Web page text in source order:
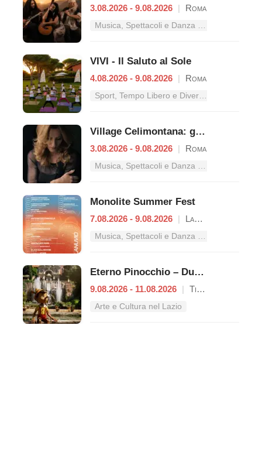
3.08.2026 - 9.08.2026 | Roma
Musica, Spettacoli e Danza nel Lazio
VIVI - Il Saluto al Sole
4.08.2026 - 9.08.2026 | Roma
Sport, Tempo Libero e Divertimento nel Lazio
Village Celimontana: gli appuntamenti dal 3 al 9 agosto
3.08.2026 - 9.08.2026 | Roma
Musica, Spettacoli e Danza nel Lazio
Monolite Summer Fest
7.08.2026 - 9.08.2026 | Lanuvio
Musica, Spettacoli e Danza nel Lazio
Eterno Pinocchio – Duecento anni di Collodi
9.08.2026 - 11.08.2026 | Tivoli
Arte e Cultura nel Lazio